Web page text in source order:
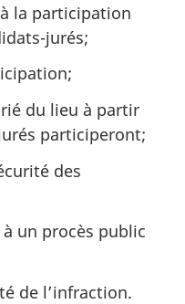
la participation
jurés;
du lieu à partir
participeront;
des
un procès public
de l’infraction.